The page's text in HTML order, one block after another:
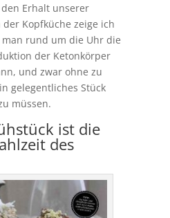
Erhalt unserer
Kopfküche zeige ich
rund um die Uhr die
der Ketonkörper
und zwar ohne zu
gelegentliches Stück
müssen.
ist die
des